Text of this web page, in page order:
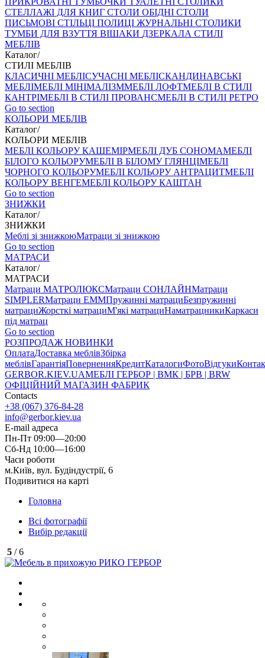
СТЕЛЛАЖІ ДЛЯ КНИГ СТОЛИ ОБІДНІ СТОЛИ
ПИСЬМОВІ СТІЛЬЦI ПОЛИЦІ ЖУРНАЛЬНІ СТОЛИКИ
ТУМБИ ДЛЯ ВЗУТТЯ ВІШАКИ ДЗЕРКАЛА СТИЛІ
МЕБЛІВ
Каталог/
СТИЛІ МЕБЛІВ
КЛАСИЧНІ МЕБЛІСУЧАСНІ МЕБЛІСКАНДИНАВСЬКІ
МЕБЛІМЕБЛІ МІНІМАЛІЗММЕБЛІ ЛОФТМЕБЛІ В СТИЛІ
КАНТРІМЕБЛІ В СТИЛІ ПРОВАНСМЕБЛІ В СТИЛІ РЕТРО
Go to section
КОЛЬОРИ МЕБЛІВ
Каталог/
КОЛЬОРИ МЕБЛІВ
МЕБЛІ КОЛЬОРУ КАШЕМІРМЕБЛІ ДУБ СОНОМАМЕБЛІ
БІЛОГО КОЛЬОРУМЕБЛІ В БІЛОМУ ГЛЯНЦІМЕБЛІ
ЧОРНОГО КОЛЬОРУМЕБЛІ КОЛЬОРУ АНТРАЦИТМЕБЛІ
КОЛЬОРУ ВЕНГЕМЕБЛІ КОЛЬОРУ КАШТАН
Go to section
ЗНИЖКИ
Каталог/
ЗНИЖКИ
Меблі зі знижкоюМатраци зі знижкою
Go to section
МАТРАСИ
Каталог/
МАТРАСИ
Матраци МАТРОЛЮКСМатраци СОНЛАЙНМатраци
SIMPLERМатраци ЕММПружинні матрациБезпружинні
матрациЖорсткі матрациМ'які матрациНаматрацникиКаркаси
під матрац
Go to section
РОЗПРОДАЖ НОВИНКИ
ОплатаДоставка меблівЗбірка
меблівГарантіяПоверненняКредитКаталогиФотоВідгуки
GERBOR.KIEV.UAМЕБЛI ГЕРБОР | ВМК | БРВ | BRW
ОФІЦІЙНИЙ МАГАЗИН ФАБРИК
Contacts
+38 (067) 376-84-28
info@gerbor.kiev.ua
E-mail адреса
Пн-Пт 09:00—20:00
Сб-Нд 10:00—16:00
Часи роботи
м.Київ, вул. Будіндустрії, 6
Подивитися на карті
Головна
Всі фотографії
Вибір редакції
5 / 6